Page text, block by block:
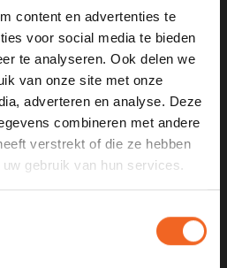
content en advertenties te
voor social media te bieden
te analyseren. Ook delen we
van onze site met onze
adverteren en analyse. Deze
combineren met andere
verstrekt of die ze hebben
gebruik van hun services.
JE IN VOOR ONZE